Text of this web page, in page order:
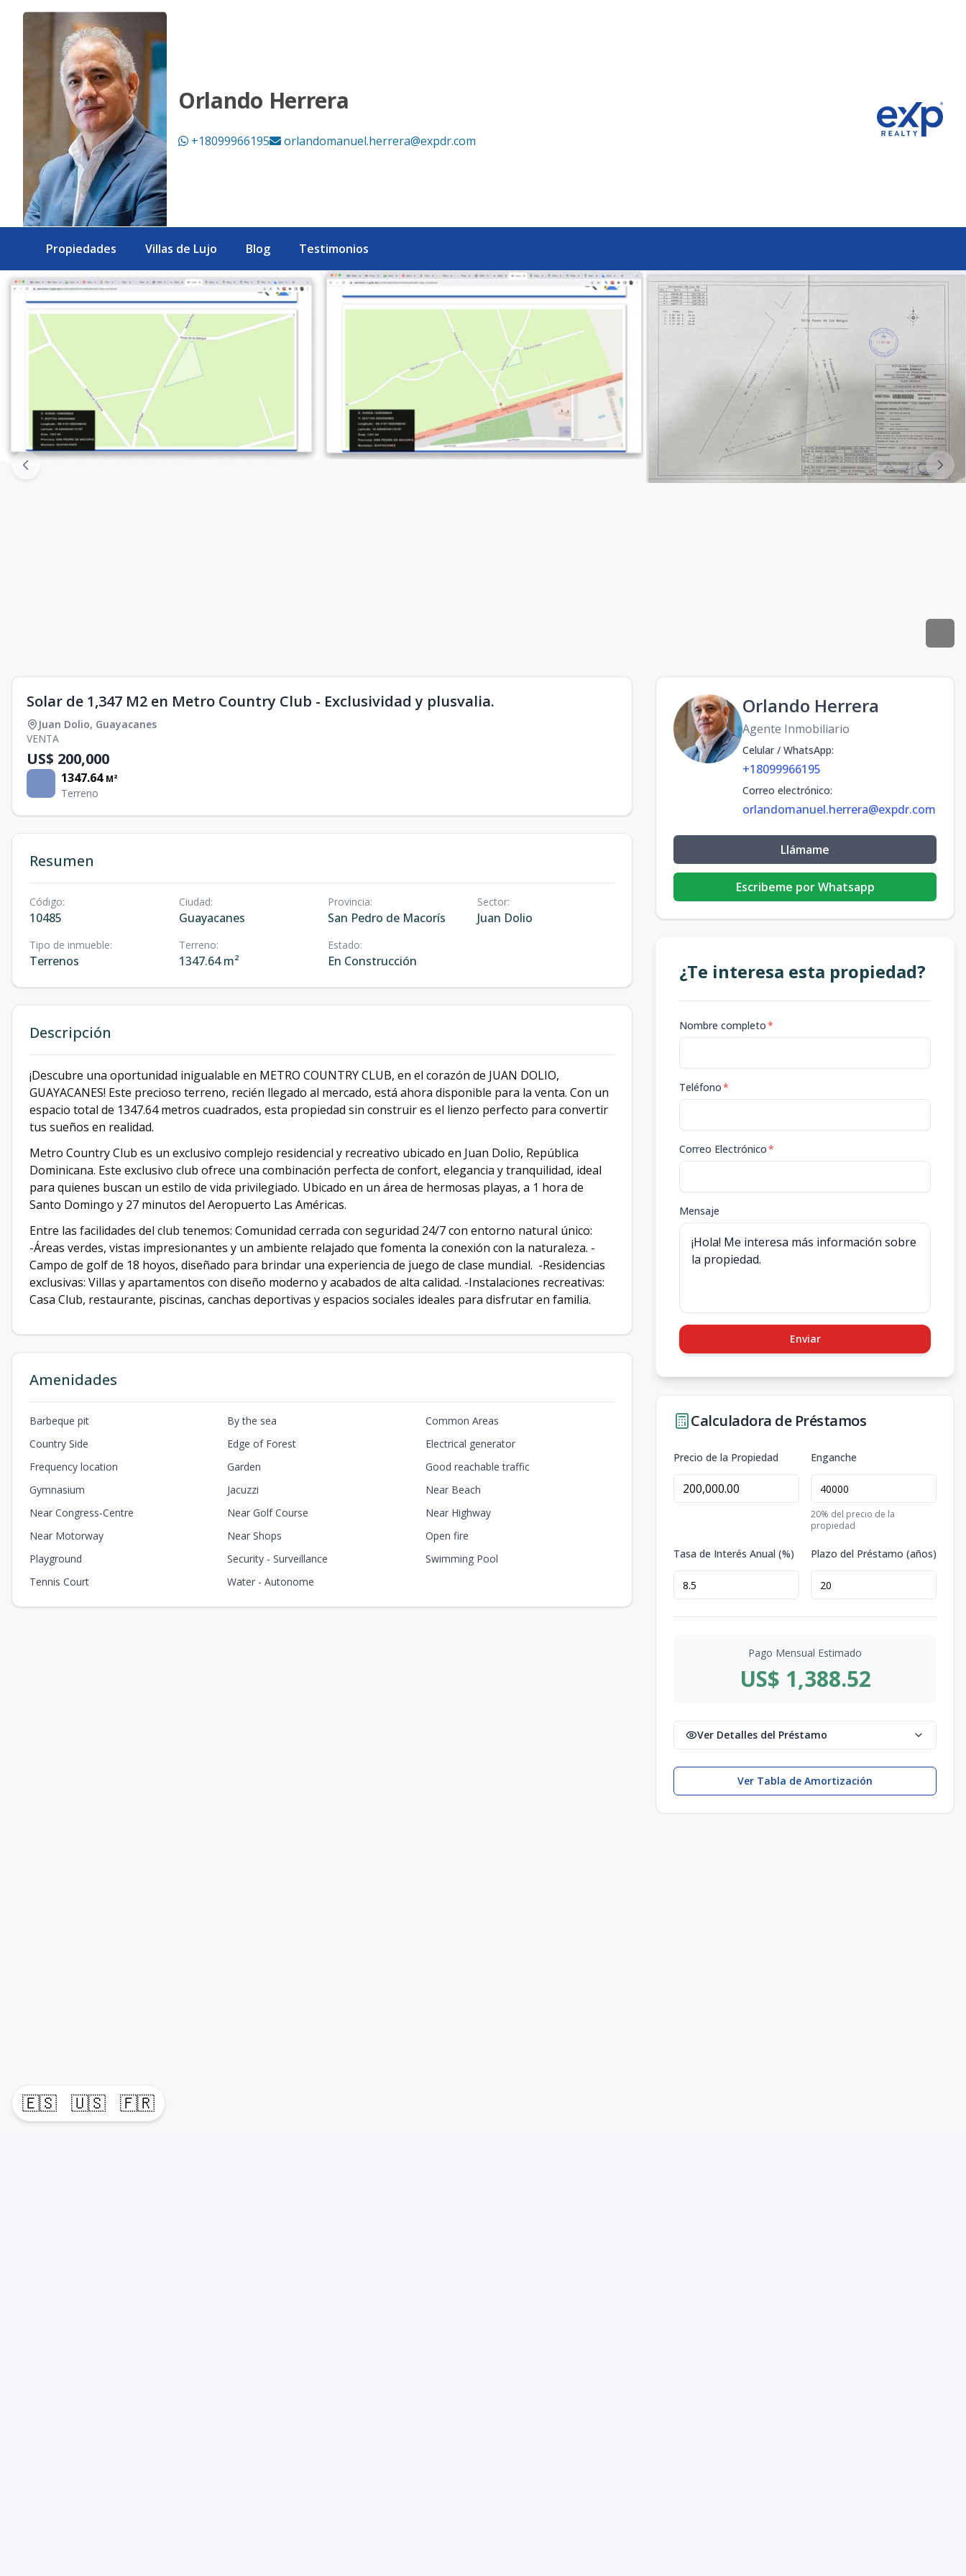
🇪🇸 🇺🇸 🇫🇷
Orlando Herrera
+18099966195 orlandomanuel.herrera@expdr.com
Propiedades Villas de Lujo Blog Testimonios
Solar de 1,347 M2 en Metro Country Club - Exclusividad y plusvalia.
Juan Dolio, Guayacanes
VENTA
US$ 200,000
1347.64 M²
Terreno
Resumen
Código:
10485
Ciudad:
Guayacanes
Provincia:
San Pedro de Macorís
Sector:
Juan Dolio
Tipo de inmueble:
Terrenos
Terreno:
1347.64 m²
Estado:
En Construcción
Descripción
¡Descubre una oportunidad inigualable en METRO COUNTRY CLUB, en el corazón de JUAN DOLIO,
GUAYACANES! Este precioso terreno, recién llegado al mercado, está ahora disponible para la venta. Con un
espacio total de 1347.64 metros cuadrados, esta propiedad sin construir es el lienzo perfecto para convertir
tus sueños en realidad.
Metro Country Club es un exclusivo complejo residencial y recreativo ubicado en Juan Dolio, República
Dominicana. Este exclusivo club ofrece una combinación perfecta de confort, elegancia y tranquilidad, ideal
para quienes buscan un estilo de vida privilegiado. Ubicado en un área de hermosas playas, a 1 hora de
Santo Domingo y 27 minutos del Aeropuerto Las Américas.
Entre las facilidades del club tenemos: Comunidad cerrada con seguridad 24/7 con entorno natural único:
-Áreas verdes, vistas impresionantes y un ambiente relajado que fomenta la conexión con la naturaleza. -
Campo de golf de 18 hoyos, diseñado para brindar una experiencia de juego de clase mundial. -Residencias
exclusivas: Villas y apartamentos con diseño moderno y acabados de alta calidad. -Instalaciones recreativas:
Casa Club, restaurante, piscinas, canchas deportivas y espacios sociales ideales para disfrutar en familia.
Amenidades
Barbeque pit By the sea
Common Areas
Country Side
Edge of Forest
Electrical generator
Frequency location
Garden
Good reachable traffic
Gymnasium
Jacuzzi
Near Beach
Near Congress-Centre
Near Golf Course
Near Highway
Near Motorway
Near Shops
Open fire
Playground
Security - Surveillance
Swimming Pool
Tennis Court
Water - Autonome
Orlando Herrera
Agente Inmobiliario
Celular / WhatsApp:
+18099966195
Correo electrónico:
orlandomanuel.herrera@expdr.com
Llámame
Escribeme por Whatsapp
¿Te interesa esta propiedad?
Nombre completo*
Teléfono*
Correo Electrónico*
Mensaje
Enviar
Calculadora de Préstamos
Precio de la Propiedad Enganche
20% del precio de la
propiedad
Tasa de Interés Anual (%) Plazo del Préstamo (años)
Pago Mensual Estimado
US$ 1,388.52
Ver Detalles del Préstamo
Ver Tabla de Amortización
Solar de 1,347 M2 en Metro Country Club - Exclusividad y plusvalia. - eXp Realty República Dominicana